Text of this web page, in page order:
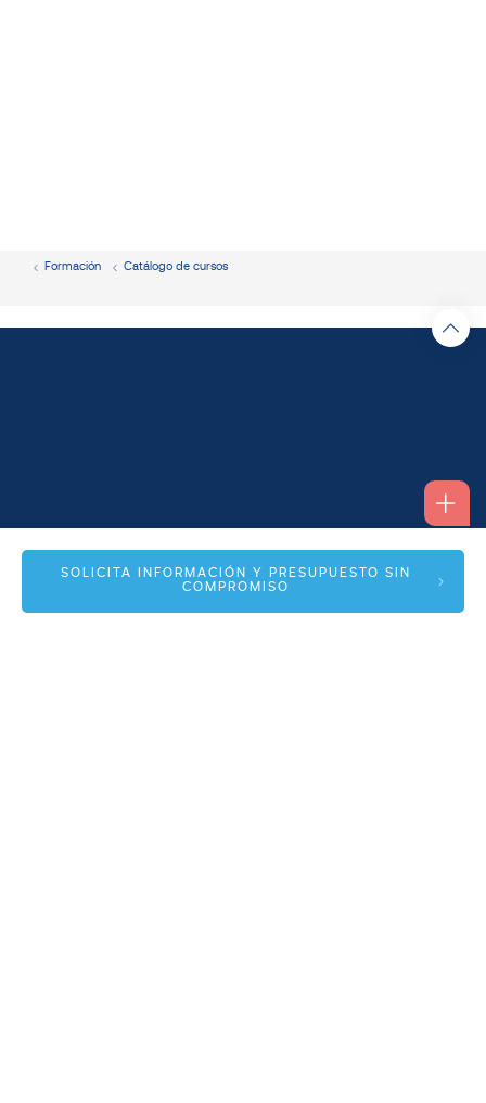
SOLICITA INFORMACIÓN Y PRESUPUESTO SIN
COMPROMISO
Formación Catálogo de cursos
Alfonso I, 17 Planta 1ª